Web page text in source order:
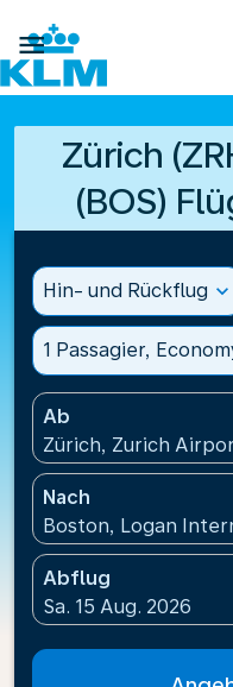

Zürich
(BOS)
Hin- und Rückflug expand_more
1 Passagier,
Ab
Zürich, Zurich
Nach
Boston, Logan
Abflug
fc-booking-
Sa. 15 Aug. 2026